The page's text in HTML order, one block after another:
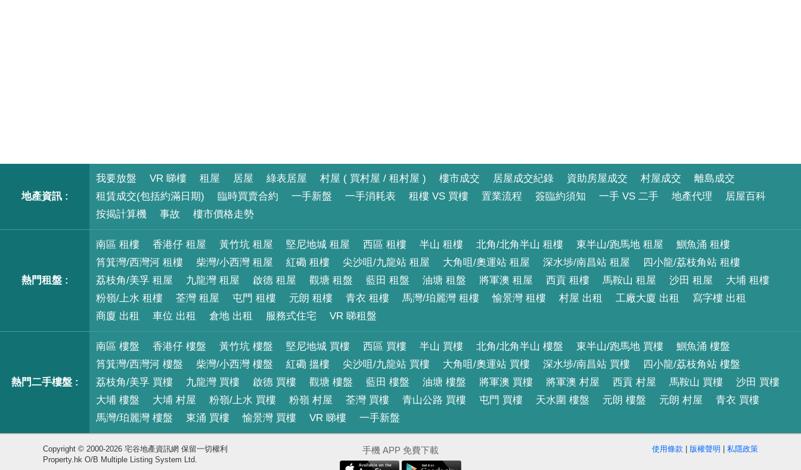
地產資訊 :
我要放盤 VR 睇樓 租屋 居屋 綠表居屋 村屋 ( 買村屋 / 租村屋 ) 樓市成交 居屋成交紀錄 資助房屋成交 村屋成交
離島成交
租賃成交(包括約滿日期)
臨時買賣合約 一手新盤 一手消耗表 租樓 VS 買樓 置業流程 簽臨約須知 一手 VS 二手 地產代理
居屋百科
按揭計算機
事故 樓市價格走勢
熱門租盤 :
南區 租樓 香港仔 租屋 黃竹坑 租屋 堅尼地城 租屋 西區 租樓 半山 租樓 北角/北角半山 租樓 東半山/跑馬地 租屋
鰂魚涌 租樓
筲箕灣/西灣河 租樓
柴灣/小西灣 租屋 紅磡 租樓 尖沙咀/九龍站 租屋 大角咀/奧運站 租屋 深水埗/南昌站 租屋
四小龍/荔枝角站 租樓
荔枝角/美孚 租屋
九龍灣 租屋 啟德 租屋 觀塘 租盤 藍田 租盤 油塘 租盤 將軍澳 租屋 西貢 租樓 馬鞍山 租屋 沙田 租屋
大埔 租樓
粉嶺/上水 租樓
荃灣 租屋 屯門 租樓 元朗 租樓 青衣 租樓 馬灣/珀麗灣 租樓 愉景灣 租樓 村屋 出租 工廠大廈 出租
寫字樓 出租
商廈 出租
車位 出租 倉地 出租 服務式住宅 VR 睇租盤
熱門二手樓盤 :
南區 樓盤 香港仔 樓盤 黃竹坑 樓盤 堅尼地城 買樓 西區 買樓 半山 買樓 北角/北角半山 樓盤 東半山/跑馬地 買樓
鰂魚涌 樓盤
筲箕灣/西灣河 樓盤
柴灣/小西灣 樓盤 紅磡 搵樓 尖沙咀/九龍站 買樓 大角咀/奧運站 買樓 深水埗/南昌站 買樓
四小龍/荔枝角站 樓盤
荔枝角/美孚 買樓
九龍灣 買樓 啟德 買樓 觀塘 樓盤 藍田 樓盤 油塘 樓盤 將軍澳 買樓 將軍澳 村屋 西貢 村屋 馬鞍山 買樓
沙田 買樓
大埔 樓盤
大埔 村屋 粉嶺/上水 買樓 粉嶺 村屋 荃灣 買樓 青山公路 買樓 屯門 買樓 天水圍 樓盤 元朗 樓盤 元朗 村屋
青衣 買樓
馬灣/珀麗灣 樓盤
東涌 買樓 愉景灣 買樓 VR 睇樓 一手新盤
Copyright © 2000-2026 宅谷地產資訊網 保留一切權利
Property.hk O/B Multiple Listing System Ltd.
手機 APP 免費下載 使用條款 | 版權聲明 | 私隱政策